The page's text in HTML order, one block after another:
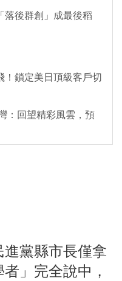
落後群創」成最後稻
！鎖定美日頂級客戶切
：回望精彩風雲，預
黨縣市長僅拿
」完全說中，